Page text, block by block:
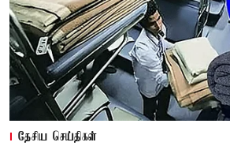
தேசிய செய்திகள்